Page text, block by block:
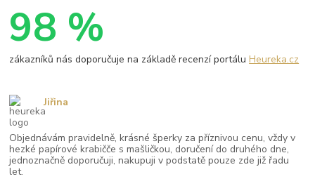
98 %
zákazníků nás doporučuje na základě recenzí portáluHeureka.cz
Objednávám pravidelně, krásné šperky za příznivou cenu, vždy v
hezké papírové krabičče s mašličkou, doručení do druhého dne,
jednoznačně doporučuji, nakupuji v podstatě pouze zde již řadu
let.
Jiřina